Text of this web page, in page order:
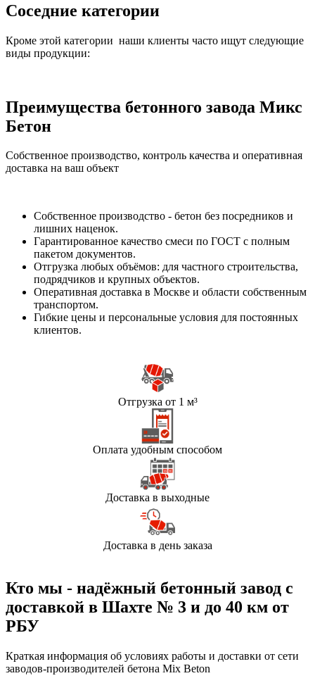
Соседние категории
Кроме этой категории наши клиенты часто ищут следующие
виды продукции:
Преимущества бетонного завода Микс
Бетон
Собственное производство, контроль качества и оперативная
доставка на ваш объект
Собственное производство - бетон без посредников и
лишних наценок.
Гарантированное качество смеси по ГОСТ с полным
пакетом документов.
Отгрузка любых объёмов: для частного строительства,
подрядчиков и крупных объектов.
Оперативная доставка в Москве и области собственным
транспортом.
Гибкие цены и персональные условия для постоянных
клиентов.
Отгрузка от 1 м³
Оплата удобным способом
Доставка в выходные
Доставка в день заказа
Кто мы - надёжный бетонный завод с
доставкой в Шахте № 3 и до 40 км от
РБУ
Краткая информация об условиях работы и доставки от сети
заводов-производителей бетона Mix Beton